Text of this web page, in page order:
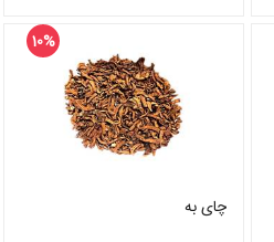
10%
چای به